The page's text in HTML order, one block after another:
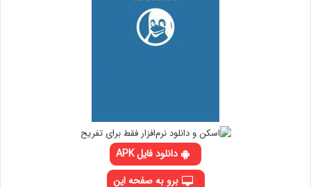
دانلود فایل APK
برو به صفحه این